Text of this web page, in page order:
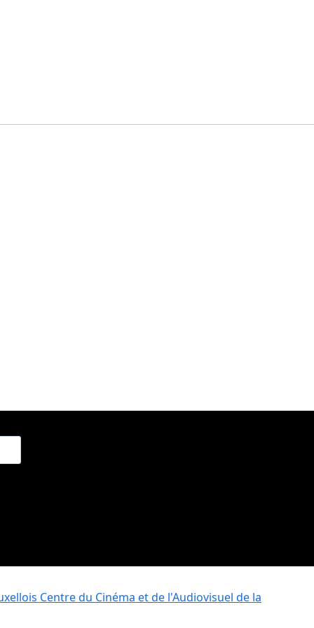
Centre du Cinéma et de l'Audiovisuel de la